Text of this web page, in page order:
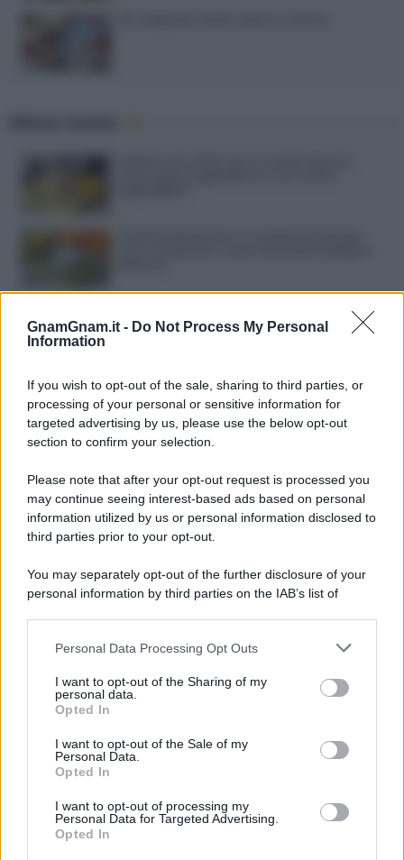
GnamGnam.it - Do Not Process My Personal
Information
If you wish to opt-out of the sale, sharing to third parties, or
processing of your personal or sensitive information for
targeted advertising by us, please use the below opt-out
section to confirm your selection.
Please note that after your opt-out request is processed you
may continue seeing interest-based ads based on personal
information utilized by us or personal information disclosed to
third parties prior to your opt-out.
You may separately opt-out of the further disclosure of your
personal information by third parties on the IAB’s list of
This information may also be disclosed by us to third parties
disclose it to other third parties.
Please note that this website/app uses one or more Google
services and may gather and store information including but
not limited to your visit or usage behaviour. You may click to
grant or deny consent to Google and its third-party tags to
consent section.
Personal Data Processing Opt Outs
I want to opt-out of the Sharing of my
personal data.
Opted In
I want to opt-out of the Sale of my
Personal Data.
Opted In
I want to opt-out of processing my
Personal Data for Targeted Advertising.
Opted In
Pasta al pomodoro: il grande classico
che non delude mai
Sbriciolata senza cottura: il dolce facile
che si prepara senza accendere il forno
tradizione pronto in 10 minuti